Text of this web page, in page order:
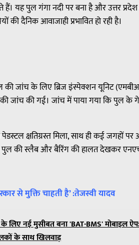
यह पुल गंगा नदी पर बना है और उत्तर
की दैनिक आवाजाही प्रभावित हो रही है।
जांच के लिए ब्रिज इंस्पेक्शन यूनिट
जांच की गई। जांच में पाया गया कि पुल के
क्षतिग्रस्त मिला, साथ ही कई जगहों
पुल की स्लैब और बैरिंग की हालत देखकर
से मुक्ति चाहती है’ :तेजस्वी यादव
लिए नई मुसीबत बना 'BAT-BMS' मोबाइल
के साथ खिलवाड़